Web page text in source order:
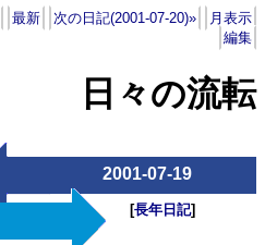
最新 次の日記(2001-07-20)»
月表示
編集
日々の流転
2001-07-19
[長年日記]